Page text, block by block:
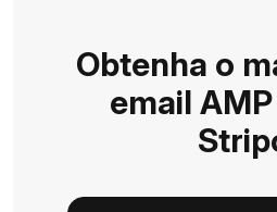
Obtenha o
email